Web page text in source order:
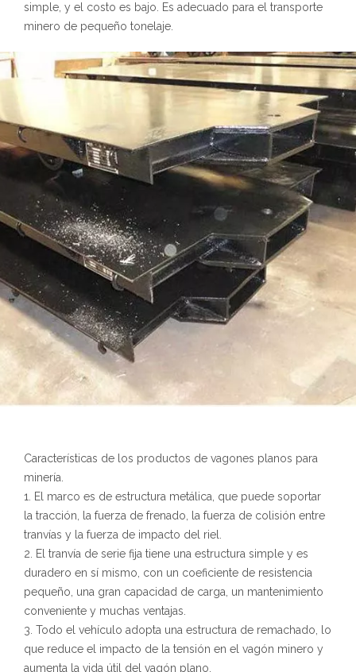
simple, y el costo es bajo. Es adecuado para el transporte
minero de pequeño tonelaje.
Características de los productos de vagones planos para
minería.
1. El marco es de estructura metálica, que puede soportar
la tracción, la fuerza de frenado, la fuerza de colisión entre
tranvías y la fuerza de impacto del riel.
2. El tranvía de serie fija tiene una estructura simple y es
duradero en sí mismo, con un coeficiente de resistencia
pequeño, una gran capacidad de carga, un mantenimiento
conveniente y muchas ventajas.
3. Todo el vehículo adopta una estructura de remachado, lo
que reduce el impacto de la tensión en el vagón minero y
aumenta la vida útil del vagón plano.